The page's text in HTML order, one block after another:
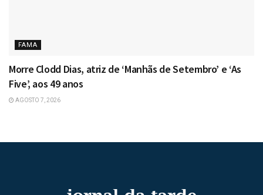
FAMA
Morre Clodd Dias, atriz de ‘Manhãs de Setembro’ e ‘As
Five’, aos 49 anos
AGOSTO 7, 2026